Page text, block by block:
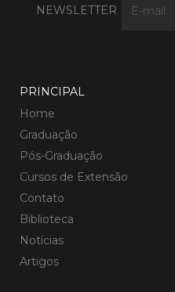
NEWSLETTER
PRINCIPAL
Home
Graduação
Pós-Graduação
Cursos de Extensão
Contato
Biblioteca
Notícias
Artigos